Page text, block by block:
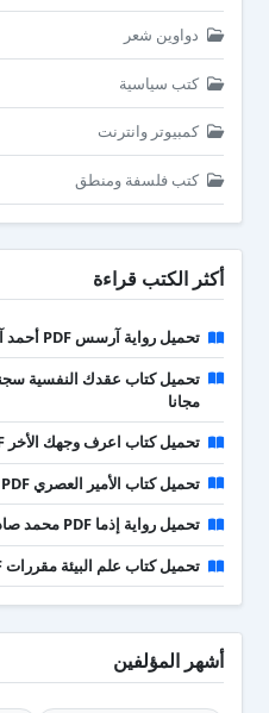
دواوين شعر
كتب سياسية
كمبيوتر وانترنت
كتب فلسفة ومنطق
أكثر الكتب قراءة
تحميل رواية آرسس PDF أحمد آل حمدان
مجانا
تحميل كتاب اعرف وجهك الأخر PDF يوسف الحسني
تحميل كتاب الأمير العصري PDF تأليف كارنز لورد كامل مجانا
تحميل رواية إذما PDF محمد صادق كامل مجانا
تحميل كتاب علم البيئة مقررات PDF السعودية 1443
أشهر المؤلفين